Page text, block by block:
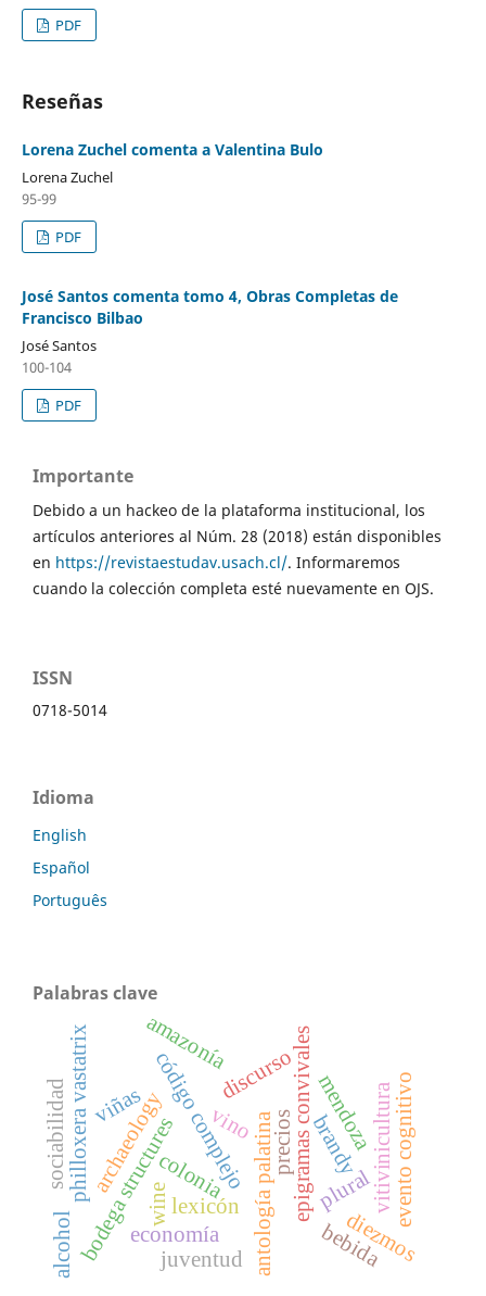
PDF
Reseñas
Lorena Zuchel comenta a Valentina Bulo
Lorena Zuchel
95-99
PDF
José Santos comenta tomo 4, Obras Completas de
Francisco Bilbao
José Santos
100-104
PDF
Importante
Debido a un hackeo de la plataforma institucional, los
artículos anteriores al Núm. 28 (2018) están disponibles
en https://revistaestudav.usach.cl/. Informaremos
cuando la colección completa esté nuevamente en OJS.
ISSN
0718-5014
Idioma
English
Español
Português
Palabras clave
epigramas convivales
antología palatina
vino
código complejo plural
wine
brandy
bodega structures
archaeologycolonia precios
economía
vitivinicultura
diezmos
mendoza
viñas
philloxera vastatrix discurso
lexicón evento cognitivo
sociabilidad
bebida
alcohol juventud
amazonía